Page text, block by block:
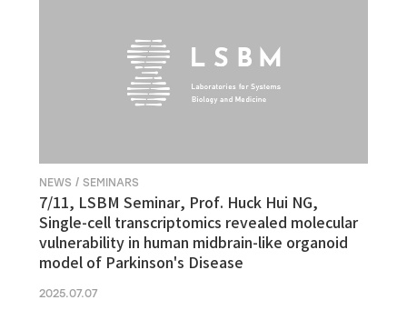
NEWS / SEMINARS
7/11, LSBM Seminar, Prof. Huck Hui NG,
Single-cell transcriptomics revealed molecular
vulnerability in human midbrain-like organoid
model of Parkinson's Disease
2025.07.07